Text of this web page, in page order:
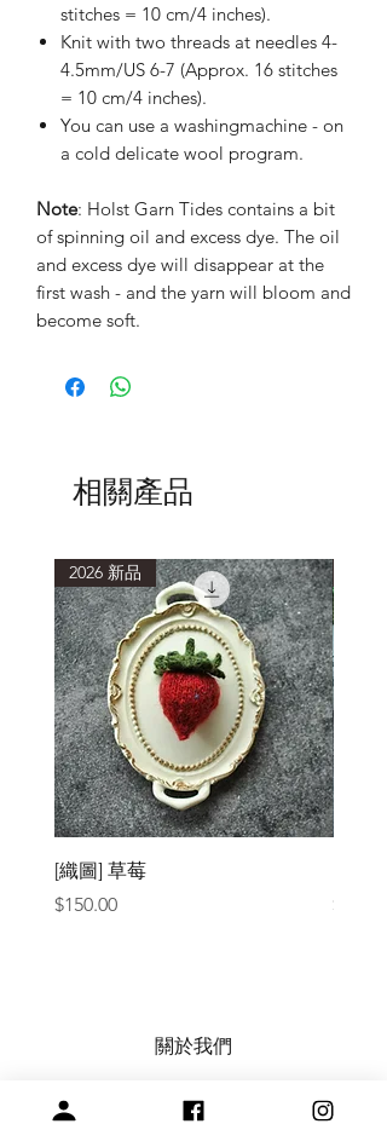
stitches = 10 cm/4 inches).
Knit with two threads at needles 4-
4.5mm/US 6-7 (Approx. 16 stitches
= 10 cm/4 inches).
You can use a washingmachine - on
a cold delicate wool program.
Note: Holst Garn Tides contains a bit
of spinning oil and excess dye. The oil
and excess dye will disappear at the
first wash - and the yarn will bloom and
become soft.
相關產品
2026 新品
[織圖] 草莓
價格
$150.00
價格
關於我們
常見問題